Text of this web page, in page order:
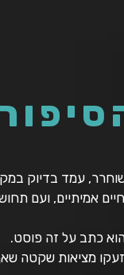
עמד בדיוק
אמיתיים, ועם
כתב על זה פוסט.
מציאות שקטה